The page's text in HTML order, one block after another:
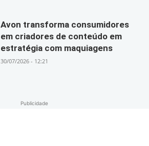
Avon transforma consumidores
em criadores de conteúdo em
estratégia com maquiagens
30/07/2026 - 12:21
Publicidade